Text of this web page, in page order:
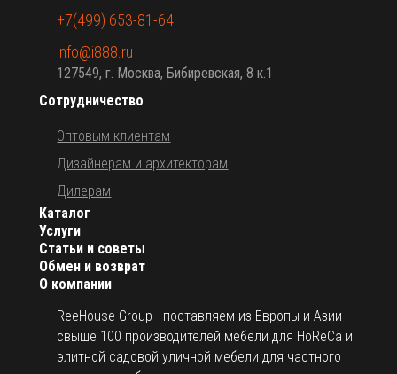
О компании
ReeHouse Group - поставляем из Европы и Азии
свыше 100 производителей мебели для HoReCa и
элитной садовой уличной мебели для частного
Каталог
Услуги
Статьи и советы
Обмен и возврат
Сотрудничество
Оптовым клиентам
Дизайнерам и архитекторам
Дилерам
+7(499) 653-81-64
info@i888.ru
127549, г. Москва, Бибиревская, 8 к.1